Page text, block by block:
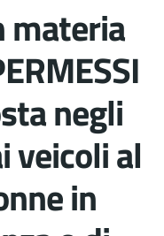
materia
negli
veicoli al
in